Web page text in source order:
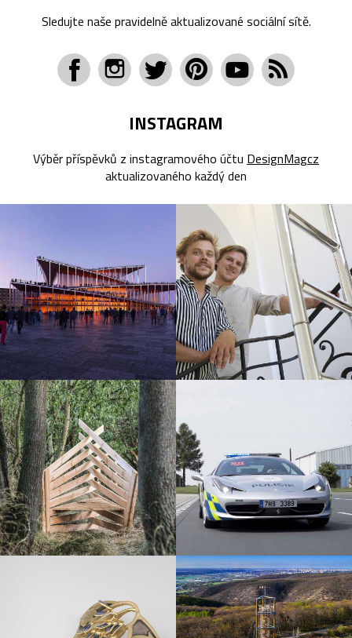
Sledujte naše pravidelně aktualizované sociální sítě.
INSTAGRAM
Výběr příspěvků z instagramového účtu DesignMagcz
aktualizovaného každý den